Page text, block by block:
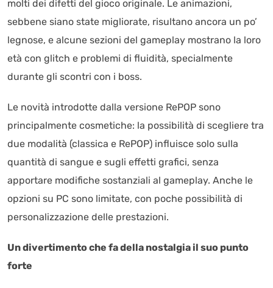
molti dei difetti del gioco originale. Le animazioni,
sebbene siano state migliorate, risultano ancora un po’
legnose, e alcune sezioni del gameplay mostrano la loro
età con glitch e problemi di fluidità, specialmente
durante gli scontri con i boss.
Le novità introdotte dalla versione RePOP sono
principalmente cosmetiche: la possibilità di scegliere tra
due modalità (classica e RePOP) influisce solo sulla
quantità di sangue e sugli effetti grafici, senza
apportare modifiche sostanziali al gameplay. Anche le
opzioni su PC sono limitate, con poche possibilità di
personalizzazione delle prestazioni.
Un divertimento che fa della nostalgia il suo punto
forte